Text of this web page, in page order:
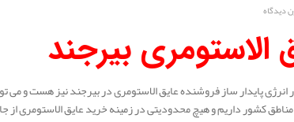
دیدگاه
الاستومری بیرجند
پایدار ساز فروشنده عایق الاستومری در بیرجند نیز هست و می
کشور داریم و هیچ محدودیتی در زمینه خرید عایق الاستومری از